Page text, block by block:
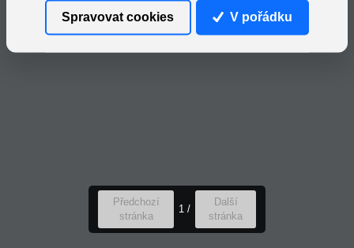
Předchozí
stránka
1 /
Další
stránka
Spravovat cookies V pořádku